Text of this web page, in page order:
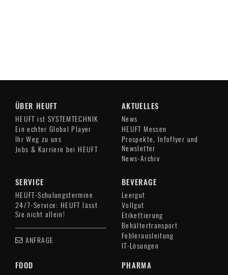
ÜBER HEUFT
HEUFT ist SYSTEMTECHNIK
Ein echter Global Player
Ihr Weg zu uns
Jobs & Karriere bei HEUFT
AKTUELLES
News
HEUFT Messen
Prospekte, Infoflyer und
Newsletter
News-Archiv
SERVICE
HEUFT-Schulungstermine
24/7-Service: HEUFT lässt
Sie nicht allein!
ANFRAGE
BEVERAGE
Leergut
Vollgut
Etikettierung
Behältertransport
Fehlerausleitung
IT-Lösungen
FOOD PHARMA